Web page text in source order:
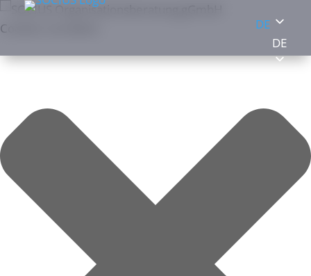
Cookies verwalten
DE
DE